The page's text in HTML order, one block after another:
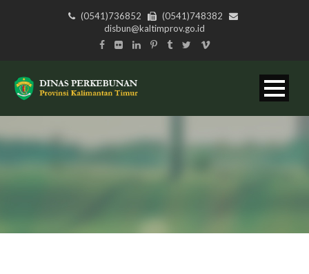
(0541)736852
(0541)748382
disbun@kaltimprov.go.id